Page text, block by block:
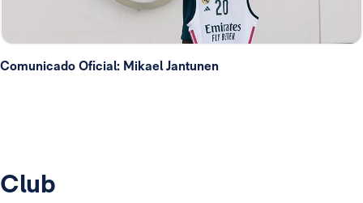
Comunicado Oficial: Mikael Jantunen
Club